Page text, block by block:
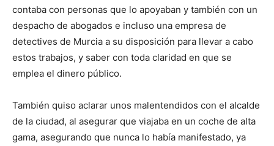
contaba con personas que lo apoyaban y también con un
despacho de abogados e incluso una empresa de
detectives de Murcia a su disposición para llevar a cabo
estos trabajos, y saber con toda claridad en que se
emplea el dinero público.
También quiso aclarar unos malentendidos con el alcalde
de la ciudad, al asegurar que viajaba en un coche de alta
gama, asegurando que nunca lo había manifestado, ya